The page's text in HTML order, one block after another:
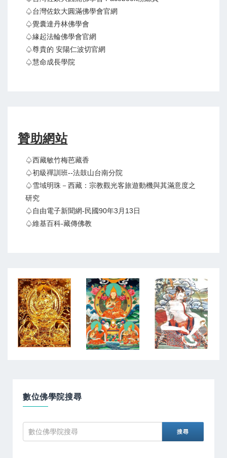
♤台灣佐欽大圓滿佛學會官網
♤覺囊達丹林佛學會
♤緣起法輪佛學會官網
♤尊貴的 安陽仁波切官網
♤慧命成長學院
贊助網站
♤西藏敏竹梅芭藏香
♤初級禪訓班--法鼓山台南分院
♤雪域明珠－西藏：宗教觀光客旅遊動機與其滿意度之
研究
♤自由電子新聞網-民國90年3月13日
♤維基百科-藏傳佛教
數位佛學院搜尋